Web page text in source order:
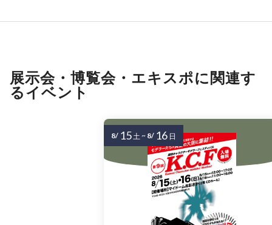
展示会・博覧会・エキスポに関連す
るイベント
8/ 15土~ 8/ 16 日